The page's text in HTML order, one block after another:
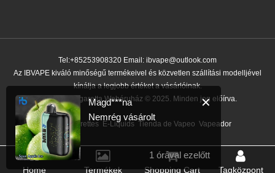
Tel:+85253908320 Email: ibvape@outlook.com
Az IBVAPE kiváló minőségű termékeivel és közvetlen szállítási modelljével
kínálja a legjobb értéket a vásárlóinak.
IBVAPE E-cigaretta Webáruház © 2025. Minden jog előírva.
Link: e-cigarettes E-Liquids Tienda de Vapeo Vapeador
Home Termékek Shopping Cart Tagközpont
✕
Magd***na
Nemrég vásárolt
1 órával ezelőtt